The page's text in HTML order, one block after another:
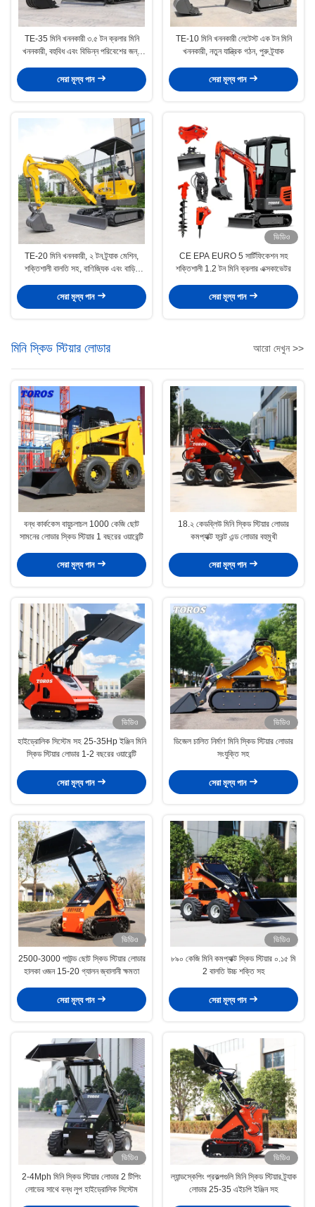
TE-35 মিনি খননকারী ৩.৫ টন ক্রলার মিনি
খননকারী, বহুবিধ এবং বিভিন্ন পরিবেশের জন্য
সেরা মূল্য পান
TE-10 মিনি খননকারী লেটেস্ট এক টন মিনি
খননকারী, নতুন যান্ত্রিক গঠন, পুরু ট্র্যাক
সেরা মূল্য পান
TE-20 মিনি খননকারী, ২ টন ট্র্যাক মেশিন,
শক্তিশালী বালতি সহ, বাণিজ্যিক এবং বাড়ির
সেরা মূল্য পান
ভিডিও
CE EPA EURO 5 সার্টিফিকেশন সহ
শক্তিশালী 1.2 টন মিনি ক্রলার এক্সকাভেটর
সেরা মূল্য পান
মিনি স্কিড স্টিয়ার লোডার আরো দেখুন >>
বন্ধ কার্ককেস বায়ুচলাচল 1000 কেজি ছোট
সামনের লোডার স্কিড স্টিয়ার 1 বছরের ওয়ারেন্টি
সেরা মূল্য পান
18.২ কেডব্লিউ মিনি স্কিড স্টিয়ার লোডার
কমপ্যাক্ট ফ্রন্ট এন্ড লোডার বহুমুখী
সেরা মূল্য পান
ভিডিও
হাইড্রোলিক সিস্টেম সহ 25-35Hp ইঞ্জিন মিনি
স্কিড স্টিয়ার লোডার 1-2 বছরের ওয়ারেন্টি
সেরা মূল্য পান
ভিডিও
ডিজেল চালিত নির্মাণ মিনি স্কিড স্টিয়ার লোডার
সংযুক্তি সহ
সেরা মূল্য পান
ভিডিও
2500-3000 পাউন্ড ছোট স্কিড স্টিয়ার লোডার
হালকা ওজন 15-20 গ্যালন জ্বালানী ক্ষমতা
সেরা মূল্য পান
ভিডিও
৮৯০ কেজি মিনি কমপ্যাক্ট স্কিড স্টিয়ার ০.১৫ মি
2 বালতি উচ্চ শক্তি সহ
সেরা মূল্য পান
ভিডিও
2-4Mph মিনি স্কিড স্টিয়ার লোডার 2 টিপিং
লোডের সাথে বন্ধ লুপ হাইড্রোলিক সিস্টেম
ভিডিও
ল্যান্ডস্কেপিং প্রকল্পগুলি মিনি স্কিড স্টিয়ার ট্র্যাক
লোডার 25-35 এইচপি ইঞ্জিন সহ